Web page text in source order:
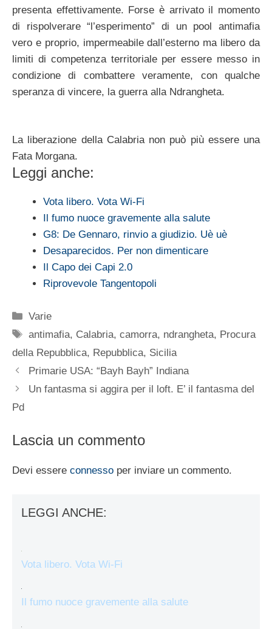
presenta effettivamente. Forse è arrivato il momento
di rispolverare “l’esperimento” di un pool antimafia
vero e proprio, impermeabile dall’esterno ma libero da
limiti di competenza territoriale per essere messo in
condizione di combattere veramente, con qualche
speranza di vincere, la guerra alla Ndrangheta.
La liberazione della Calabria non può più essere una
Fata Morgana.
Leggi anche:
Vota libero. Vota Wi-Fi
Il fumo nuoce gravemente alla salute
G8: De Gennaro, rinvio a giudizio. Uè uè
Desaparecidos. Per non dimenticare
Il Capo dei Capi 2.0
Riprovevole Tangentopoli
Categorie
Varie
Tag
antimafia, Calabria,camorra, ndrangheta, Procura
della Repubblica, Repubblica, Sicilia
Primarie USA: “Bayh Bayh” Indiana
Un fantasma si aggira per il loft. E’ il fantasma del
Pd
Lascia un commento
Devi essere connesso per inviare un commento.
LEGGI ANCHE:
Vota libero. Vota Wi-Fi
Il fumo nuoce gravemente alla salute